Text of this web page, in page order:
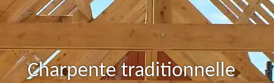
Charpente traditionnelle